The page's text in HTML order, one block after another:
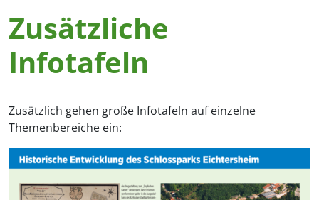
Zusätzliche
Infotafeln
Zusätzlich gehen große Infotafeln auf einzelne
Themenbereiche ein: